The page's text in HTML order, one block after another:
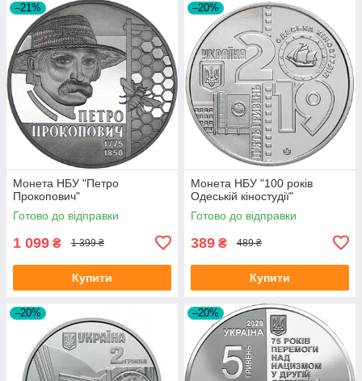
–21%
Монета НБУ "Петро
Прокопович"
Готово до відправки
1 099 ₴ 1 399 ₴
Купити
–20%
Монета НБУ "100 років
Одеській кіностудії"
Готово до відправки
389 ₴ 489 ₴
Купити
–20% –20%